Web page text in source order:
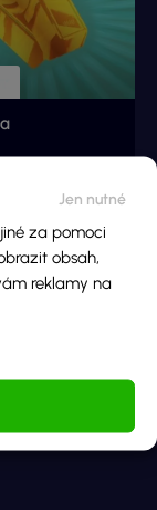
za pomoci
obsah,
reklamy na